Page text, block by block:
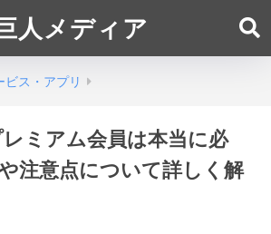
人メディア
ビス・アプリ
ミアム会員は本当に必
注意点について詳しく解